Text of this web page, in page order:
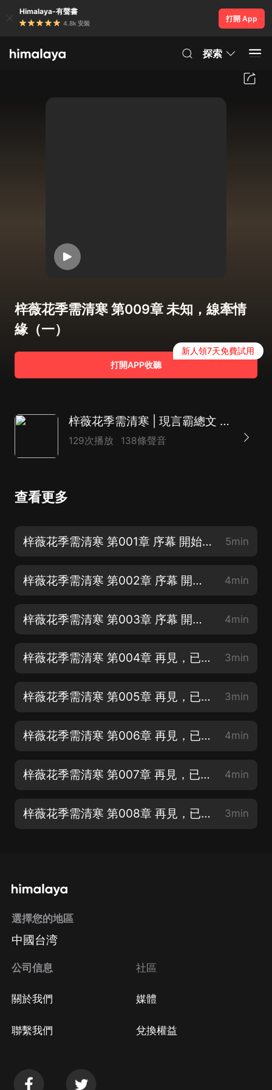
Himalaya-有聲書
4.8k 安裝
打開 App
探索
梓薇花季需清寒 第009章 未知，線牽情
緣（一）
打開APP收聽
新人領7天免費試用
梓薇花季需清寒 | 現言霸總文 | 豪門養女 日久生情
129次播放 138條聲音
查看更多
梓薇花季需清寒 第001章 序幕 開始（一） 5min
梓薇花季需清寒 第002章 序幕 開始（二） 4min
梓薇花季需清寒 第003章 序幕 開始（三） 4min
梓薇花季需清寒 第004章 再見，已非少年（一） 3min
梓薇花季需清寒 第005章 再見，已非少年（二） 3min
梓薇花季需清寒 第006章 再見，已非少年（三） 4min
梓薇花季需清寒 第007章 再見，已非少年（四） 4min
梓薇花季需清寒 第008章 再見，已非少年（五） 3min
選擇您的地區
中國台湾
公司信息
關於我們
聯繫我們
社區
媒體
兌換權益